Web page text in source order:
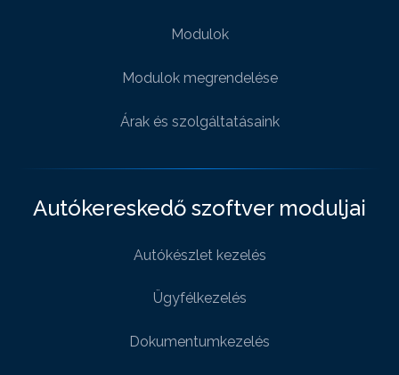
Modulok
Modulok megrendelése
Árak és szolgáltatásaink
Autókereskedő szoftver moduljai
Autókészlet kezelés
Ügyfélkezelés
Dokumentumkezelés